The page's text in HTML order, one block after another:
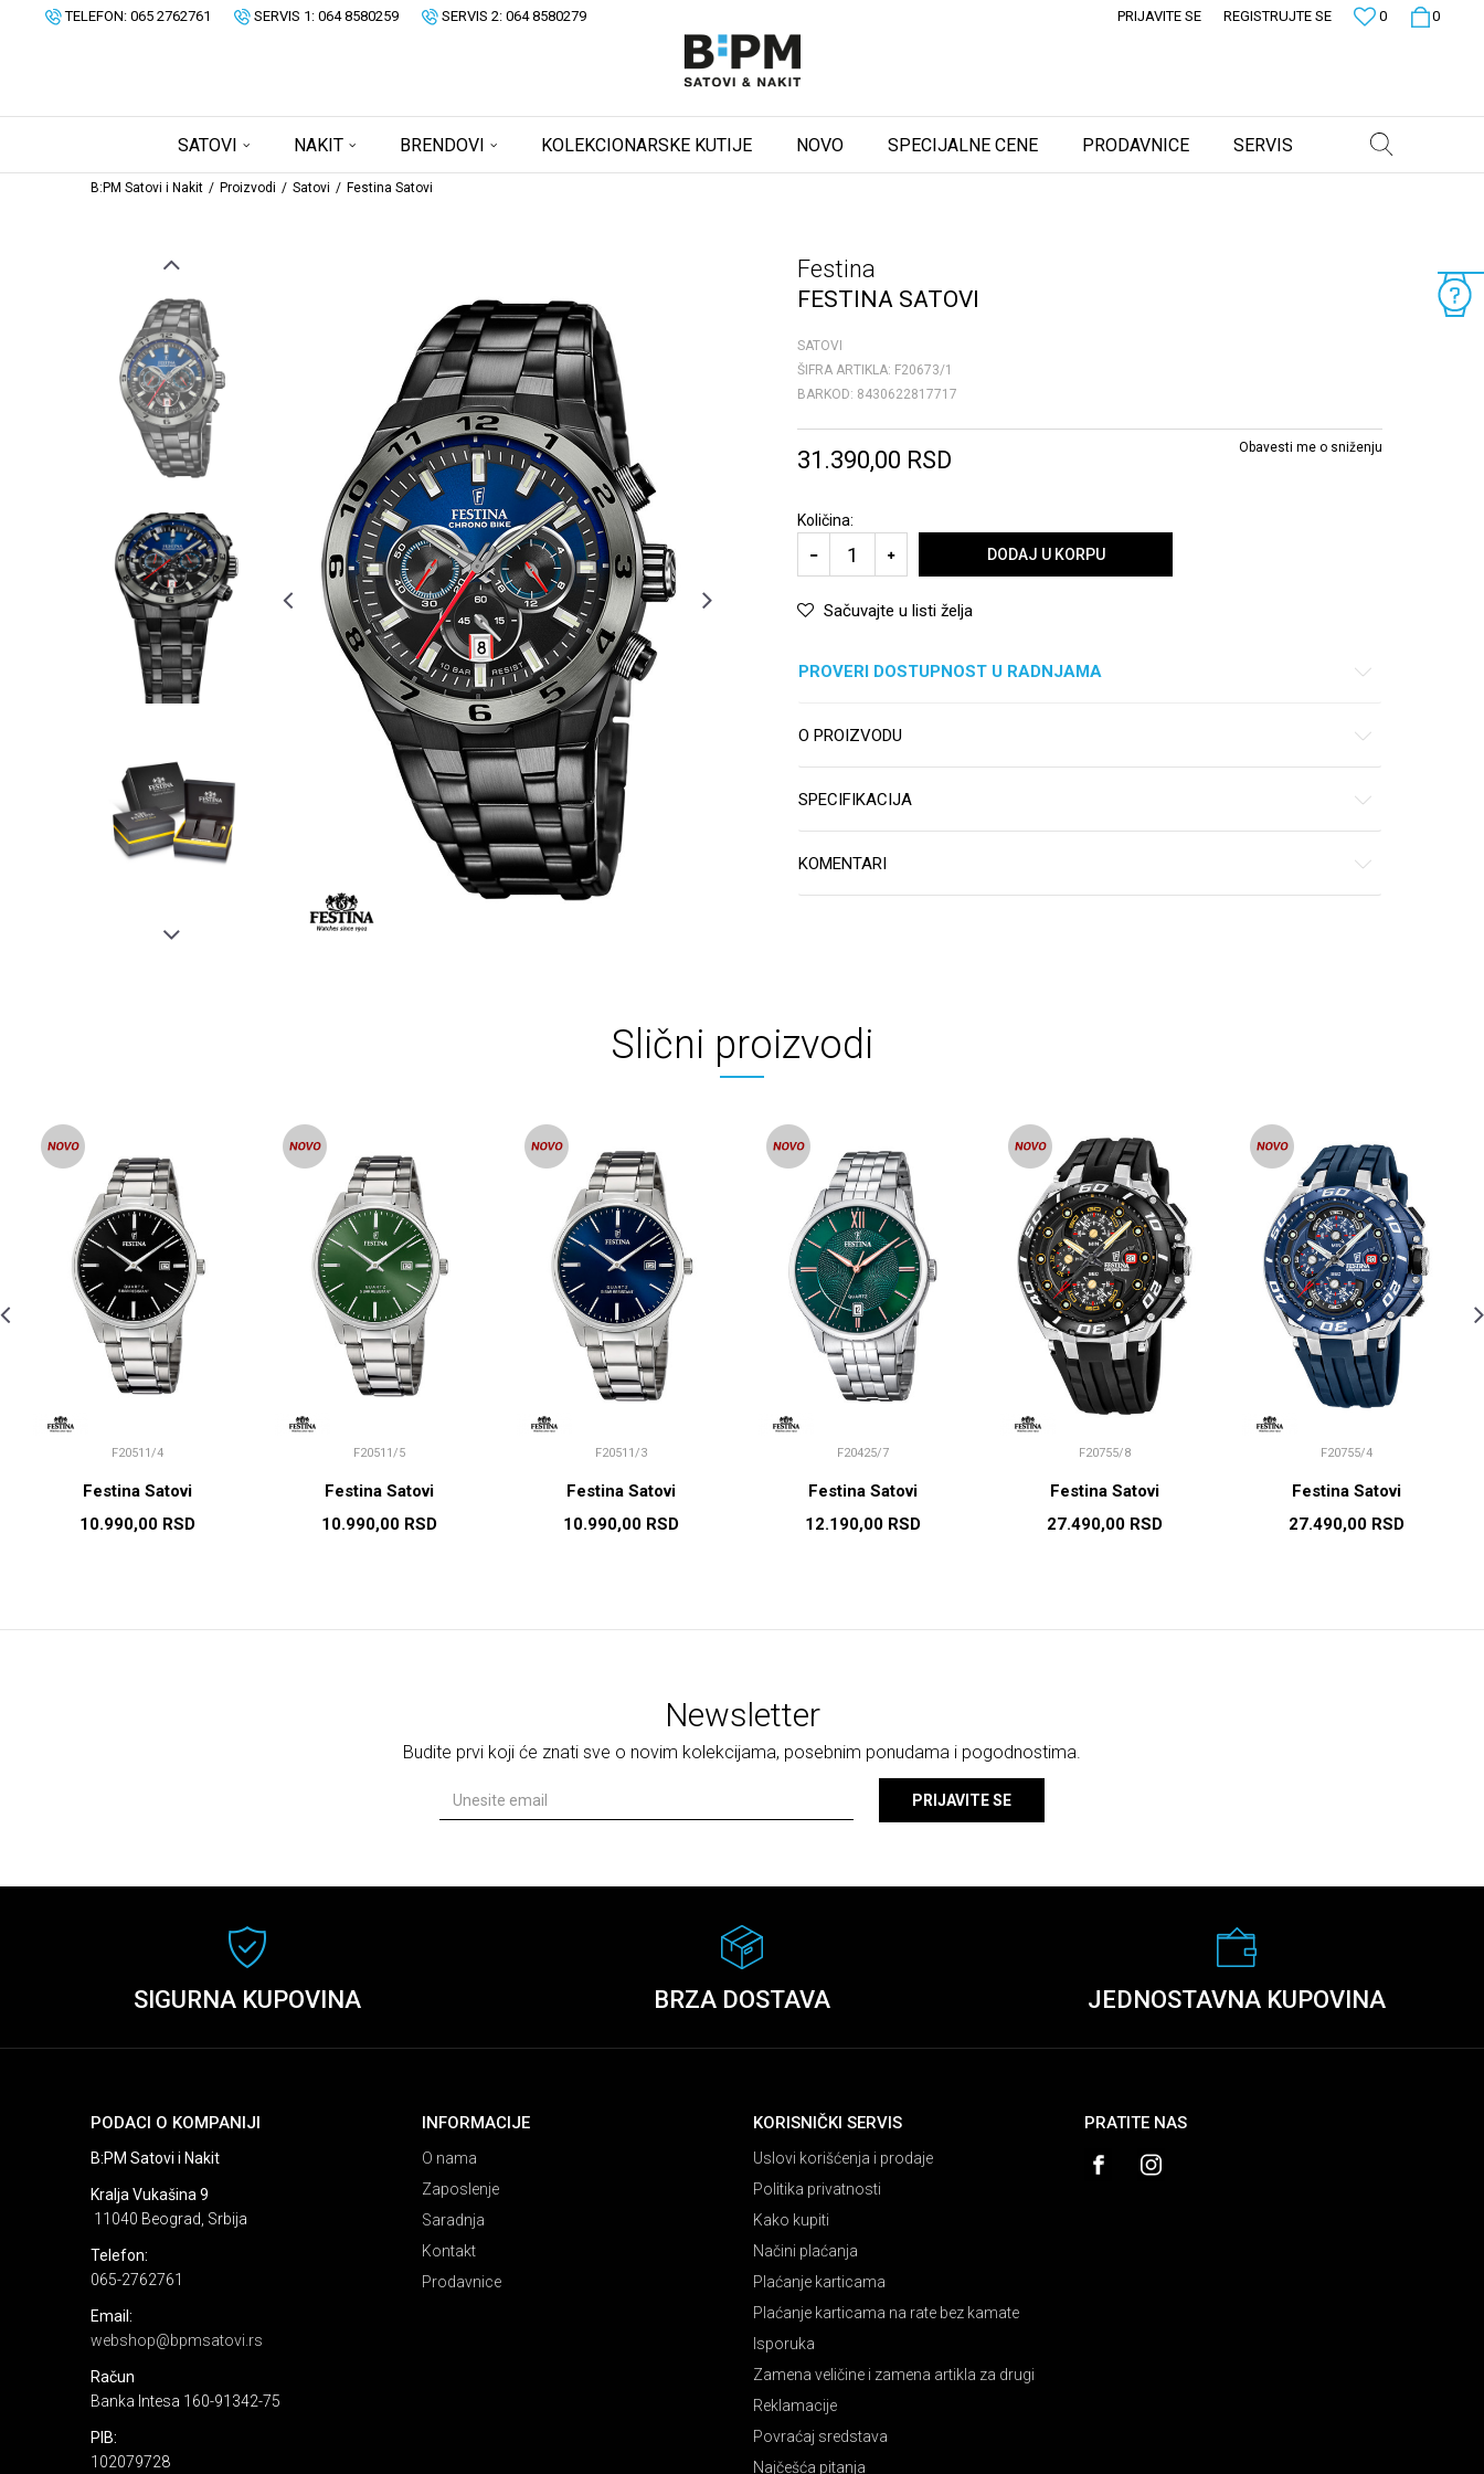
TELEFON: 065 2762761 SERVIS 1: 064 8580259 SERVIS 2: 064 8580279 0
0
PRIJAVITE SE REGISTRUJTE SE
SATOVI NAKIT BRENDOVI KOLEKCIONARSKE KUTIJE NOVO SPECIJALNE CENE PRODAVNICE SERVIS
B:PM Satovi i Nakit Proizvodi Satovi Festina Satovi
Festina
FESTINA SATOVI
SATOVI
ŠIFRA ARTIKLA: F20673/1
BARKOD: 8430622817717
31.390,00 RSD Obavesti me o sniženju
Količina:
DODAJ U KORPU
Sačuvajte u listi želja
PROVERI DOSTUPNOST U RADNJAMA
O PROIZVODU
SPECIFIKACIJA
KOMENTARI
Slični proizvodi
F20511/4
Festina Satovi
10.990,00 RSD
F20511/5
Festina Satovi
10.990,00 RSD
F20511/3
Festina Satovi
10.990,00 RSD
F20425/7
Festina Satovi
12.190,00 RSD
F20755/8
Festina Satovi
27.490,00 RSD
F20755/4
Festina Satovi
27.490,00 RSD
Newsletter
Budite prvi koji će znati sve o novim kolekcijama, posebnim ponudama i pogodnostima.
PRIJAVITE SE
SIGURNA KUPOVINA BRZA DOSTAVA JEDNOSTAVNA KUPOVINA
PODACI O KOMPANIJI
B:PM Satovi i Nakit
Kralja Vukašina 9
11040 Beograd, Srbija
Telefon:
065-2762761
Email:
webshop@bpmsatovi.rs
Račun
Banka Intesa 160-91342-75
PIB:
102079728
INFORMACIJE
O nama
Zaposlenje
Saradnja
Kontakt
Prodavnice
KORISNIČKI SERVIS
Uslovi korišćenja i prodaje
Politika privatnosti
Kako kupiti
Načini plaćanja
Plaćanje karticama
Plaćanje karticama na rate bez kamate
Isporuka
Zamena veličine i zamena artikla za drugi
Reklamacije
Povraćaj sredstava
Najčešća pitanja
PRATITE NAS